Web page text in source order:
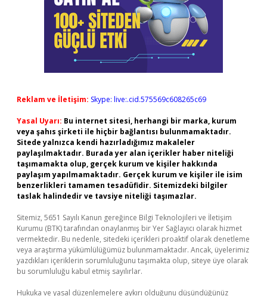
Reklam ve İletişim: Skype: live:.cid.575569c608265c69
Yasal Uyarı: Bu internet sitesi, herhangi bir marka, kurum
veya şahıs şirketi ile hiçbir bağlantısı bulunmamaktadır.
Sitede yalnızca kendi hazırladığımız makaleler
paylaşılmaktadır. Burada yer alan içerikler haber niteliği
taşımamakta olup, gerçek kurum ve kişiler hakkında
paylaşım yapılmamaktadır. Gerçek kurum ve kişiler ile isim
benzerlikleri tamamen tesadüfidir. Sitemizdeki bilgiler
taslak halindedir ve tavsiye niteliği taşımazlar.
Sitemiz, 5651 Sayılı Kanun gereğince Bilgi Teknolojileri ve İletişim
Kurumu (BTK) tarafından onaylanmış bir Yer Sağlayıcı olarak hizmet
vermektedir. Bu nedenle, sitedeki içerikleri proaktif olarak denetleme
veya araştırma yükümlülüğümüz bulunmamaktadır. Ancak, üyelerimiz
yazdıkları içeriklerin sorumluluğunu taşımakta olup, siteye üye olarak
bu sorumluluğu kabul etmiş sayılırlar.
Hukuka ve yasal düzenlemelere aykırı olduğunu düşündüğünüz